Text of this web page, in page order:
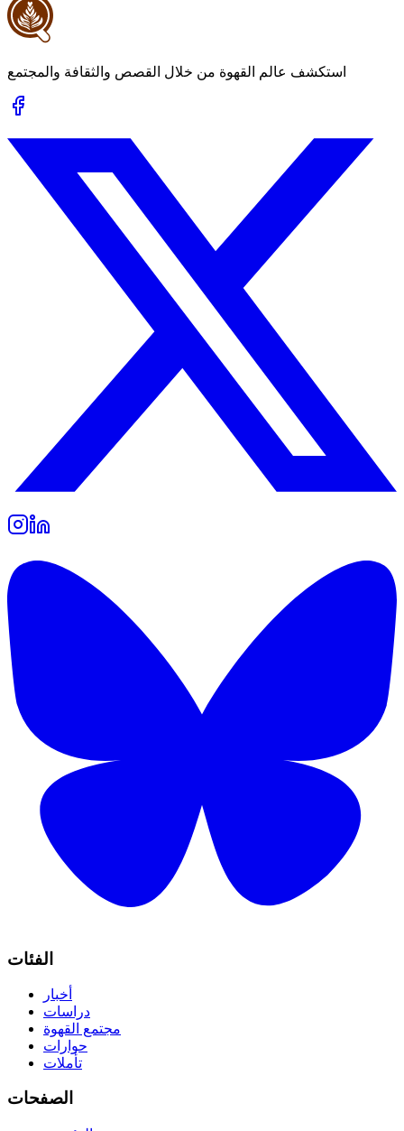
استكشف عالم القهوة من خلال القصص والثقافة والمجتمع
الفئات
أخبار
دراسات
مجتمع القهوة
حوارات
تأملات
الصفحات